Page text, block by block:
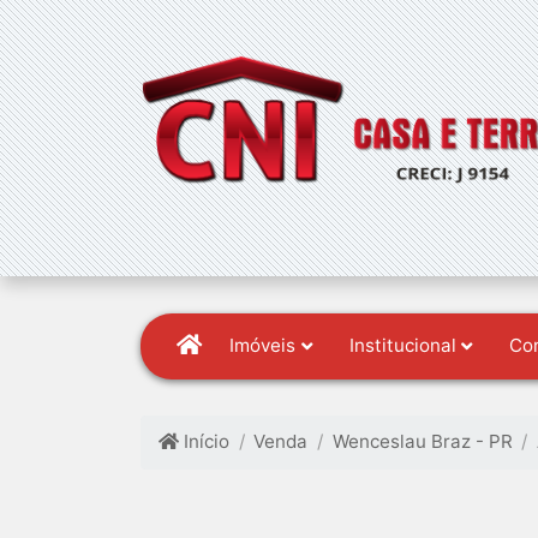
Imóveis Institucional
Início Venda Wenceslau Braz - PR